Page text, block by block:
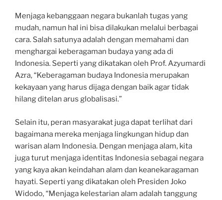
Menjaga kebanggaan negara bukanlah tugas yang
mudah, namun hal ini bisa dilakukan melalui berbagai
cara. Salah satunya adalah dengan memahami dan
menghargai keberagaman budaya yang ada di
Indonesia. Seperti yang dikatakan oleh Prof. Azyumardi
Azra, “Keberagaman budaya Indonesia merupakan
kekayaan yang harus dijaga dengan baik agar tidak
hilang ditelan arus globalisasi.”
Selain itu, peran masyarakat juga dapat terlihat dari
bagaimana mereka menjaga lingkungan hidup dan
warisan alam Indonesia. Dengan menjaga alam, kita
juga turut menjaga identitas Indonesia sebagai negara
yang kaya akan keindahan alam dan keanekaragaman
hayati. Seperti yang dikatakan oleh Presiden Joko
Widodo, “Menjaga kelestarian alam adalah tanggung